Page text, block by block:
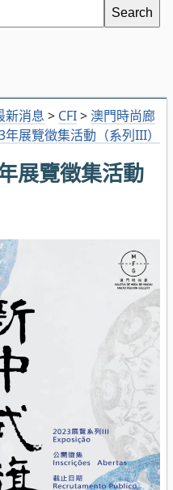
新消息 > CFI> 澳門時尚廊
展覽徵集活動（系列III）
展覽徵集活動